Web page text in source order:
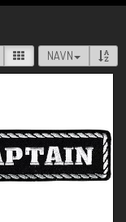
NAVN